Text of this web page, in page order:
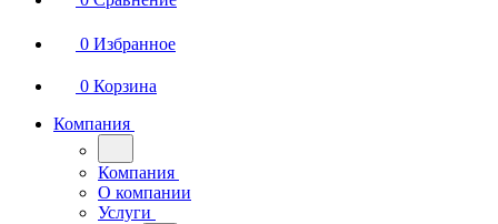
0 Избранное
0 Корзина
Компания
Компания
О компании
Услуги